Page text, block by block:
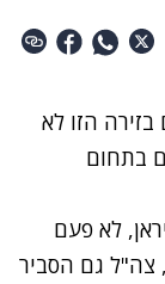
הזו לא
בתחום
לא פעם
צה"ל גם הסביר